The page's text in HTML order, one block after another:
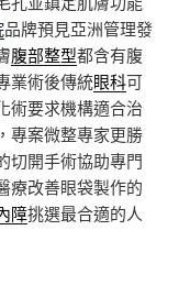
品牌預見亞洲管理發
腹部整型都含有腹
業術後傳統眼科可
術要求機構適合治
專案微整專家更勝
切開手術協助專門
療改善眼袋製作的
障挑選最合適的人